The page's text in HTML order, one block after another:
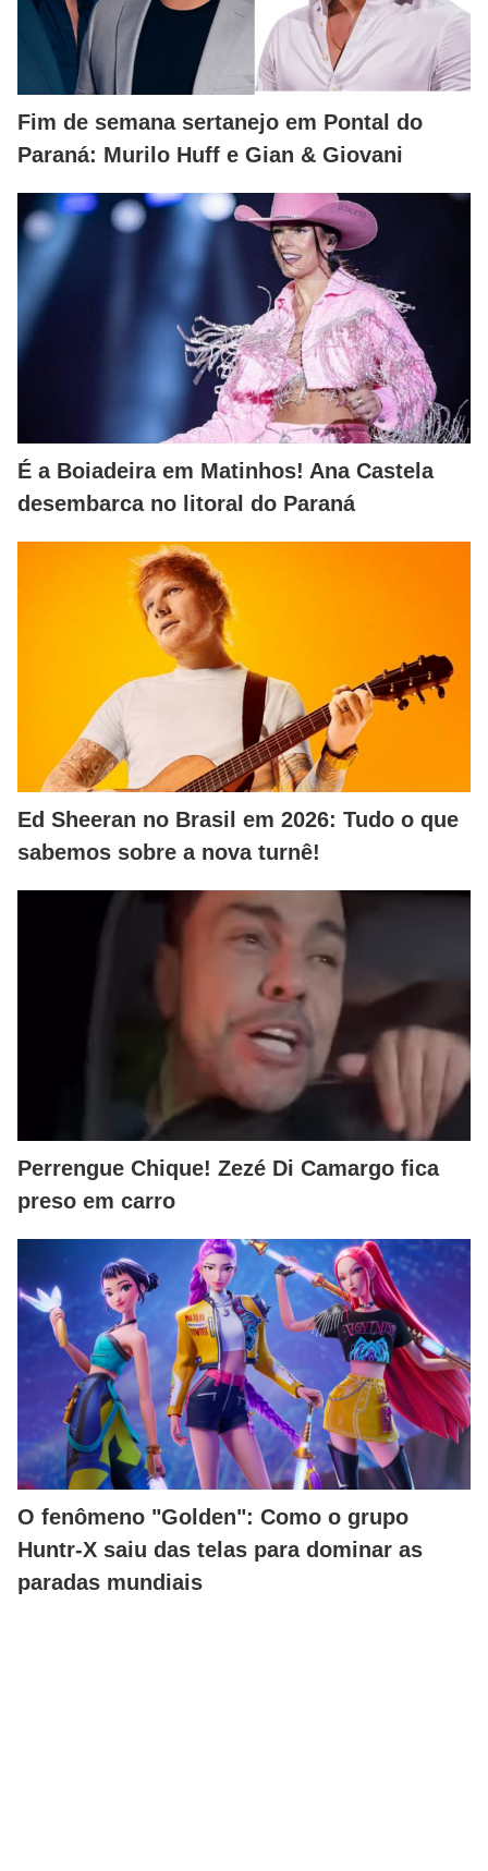
Fim de semana sertanejo em Pontal do
Paraná: Murilo Huff e Gian & Giovani
É a Boiadeira em Matinhos! Ana Castela
desembarca no litoral do Paraná
Ed Sheeran no Brasil em 2026: Tudo o que
sabemos sobre a nova turnê!
Perrengue Chique! Zezé Di Camargo fica
preso em carro
O fenômeno "Golden": Como o grupo
Huntr-X saiu das telas para dominar as
paradas mundiais